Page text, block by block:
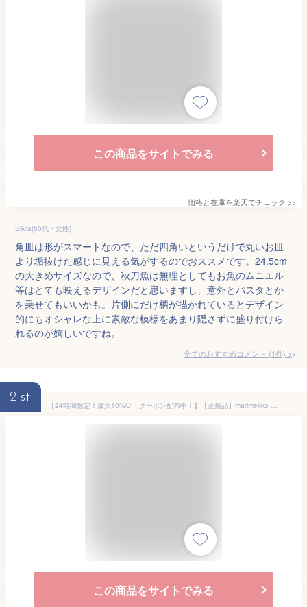
この商品をサイトでみる
価格と在庫を楽天でチェック >>
Silvia(60代・女性)
角皿は形がスマートなので、ただ四角いというだけで丸いお皿
より垢抜けた感じに見える気がするのでおススメです。24.5cm
の大きめサイズなので、秋刀魚は無理としてもお魚のムニエル
等はとても映えるデザインだと思いますし、意外とパスタとか
を乗せてもいいかも。片側にだけ柄が描かれているとデザイン
的にもオシャレな上に素敵な模様をあまり隠さずに盛り付けら
れるのが嬉しいですね。
全てのおすすめコメント (1件) >
21st
【24時間限定！最大10%OFFクーポン配布中！】【正規品】marimekko マリメッコ PLATE 15×12cm 角型プレート／Siirtolapuutarha シイルトラプータルハ Unikko ウニッコ レッド ブラック デザート スイーツ スウィーツ 皿 小皿 取り皿 アクセサリートレー
この商品をサイトでみる